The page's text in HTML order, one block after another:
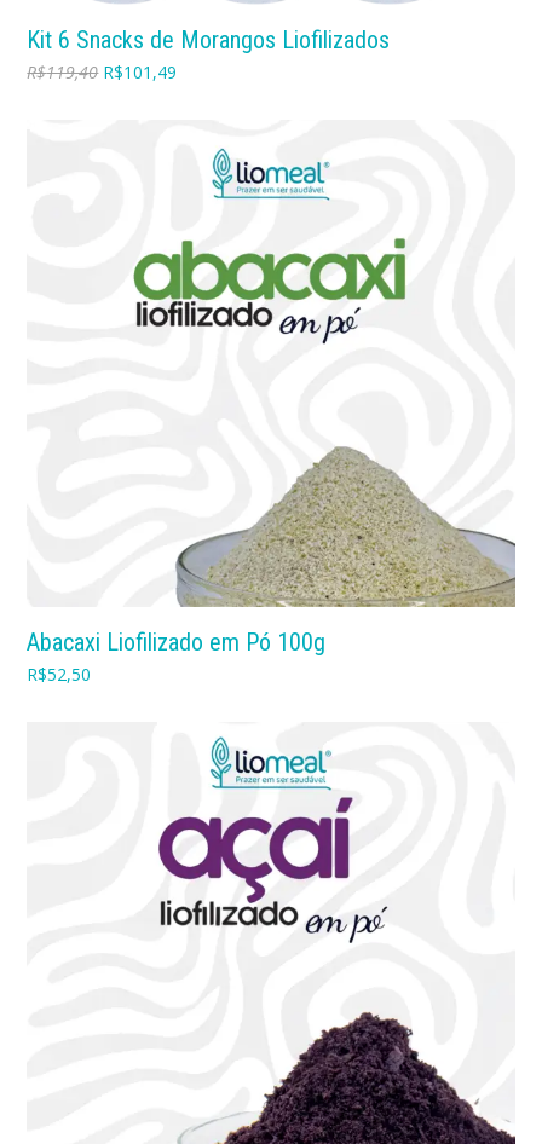
Kit 6 Snacks de Morangos Liofilizados
R$119,40 R$101,49
Abacaxi Liofilizado em Pó 100g
R$52,50